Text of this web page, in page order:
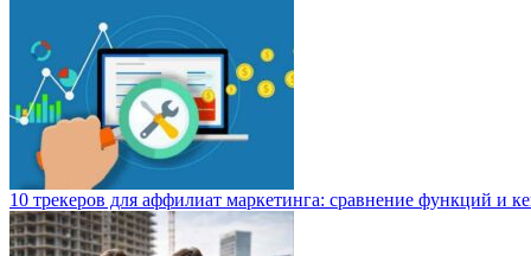
10 трекеров для аффилиат маркетинга: сравнение функций и